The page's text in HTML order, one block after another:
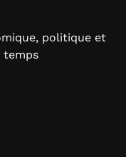
politique et
temps